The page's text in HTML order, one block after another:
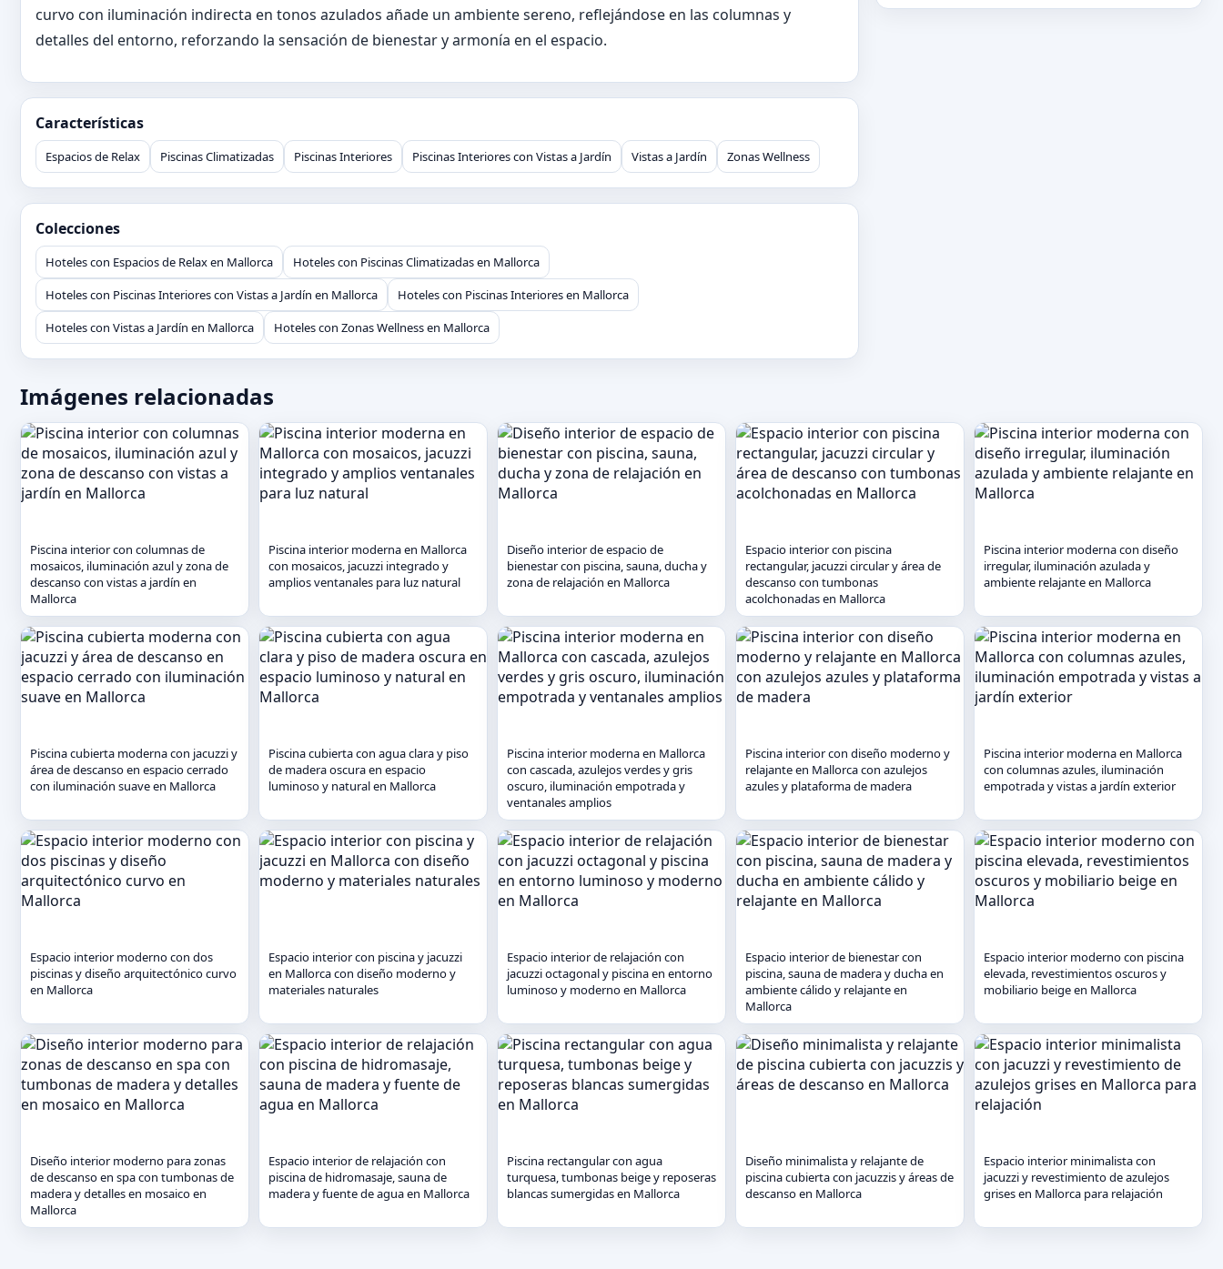
curvo con iluminación indirecta en tonos azulados añade un ambiente sereno, reflejándose en las columnas y
detalles del entorno, reforzando la sensación de bienestar y armonía en el espacio.
Características
Espacios de Relax Piscinas Climatizadas Piscinas Interiores Piscinas Interiores con Vistas a Jardín Vistas a Jardín Zonas Wellness
Colecciones
Hoteles con Espacios de Relax en Mallorca
Hoteles con Piscinas Climatizadas en Mallorca
Hoteles con Piscinas Interiores con Vistas a Jardín en Mallorca
Hoteles con Piscinas Interiores en Mallorca
Hoteles con Vistas a Jardín en Mallorca
Hoteles con Zonas Wellness en Mallorca
Imágenes relacionadas
Piscina interior con columnas de
mosaicos, iluminación azul y zona de
descanso con vistas a jardín en
Mallorca
Piscina interior moderna en Mallorca
con mosaicos, jacuzzi integrado y
amplios ventanales para luz natural
Diseño interior de espacio de
bienestar con piscina, sauna, ducha y
zona de relajación en Mallorca
Espacio interior con piscina
rectangular, jacuzzi circular y área de
descanso con tumbonas
acolchonadas en Mallorca
Piscina interior moderna con diseño
irregular, iluminación azulada y
ambiente relajante en Mallorca
Piscina cubierta moderna con jacuzzi y
área de descanso en espacio cerrado
con iluminación suave en Mallorca
Piscina cubierta con agua clara y piso
de madera oscura en espacio
luminoso y natural en Mallorca
Piscina interior moderna en Mallorca
con cascada, azulejos verdes y gris
oscuro, iluminación empotrada y
ventanales amplios
Piscina interior con diseño moderno y
relajante en Mallorca con azulejos
azules y plataforma de madera
Piscina interior moderna en Mallorca
con columnas azules, iluminación
empotrada y vistas a jardín exterior
Espacio interior moderno con dos
piscinas y diseño arquitectónico curvo
en Mallorca
Espacio interior con piscina y jacuzzi
en Mallorca con diseño moderno y
materiales naturales
Espacio interior de relajación con
jacuzzi octagonal y piscina en entorno
luminoso y moderno en Mallorca
Espacio interior de bienestar con
piscina, sauna de madera y ducha en
ambiente cálido y relajante en
Mallorca
Espacio interior moderno con piscina
elevada, revestimientos oscuros y
mobiliario beige en Mallorca
Diseño interior moderno para zonas
de descanso en spa con tumbonas de
madera y detalles en mosaico en
Mallorca
Espacio interior de relajación con
piscina de hidromasaje, sauna de
madera y fuente de agua en Mallorca
Piscina rectangular con agua
turquesa, tumbonas beige y reposeras
blancas sumergidas en Mallorca
Diseño minimalista y relajante de
piscina cubierta con jacuzzis y áreas de
descanso en Mallorca
Espacio interior minimalista con
jacuzzi y revestimiento de azulejos
grises en Mallorca para relajación